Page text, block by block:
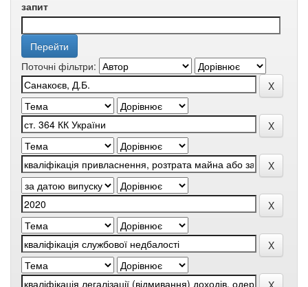
запит
Поточні фільтри: